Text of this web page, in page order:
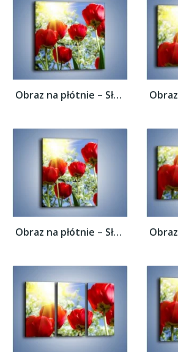
Obraz na płótnie – Słońce w kwiatowych...
Obraz na płótnie – Słońce w kwiatowych...